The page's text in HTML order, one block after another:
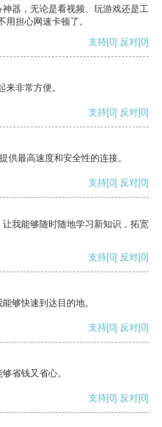
器，无论是看视频、玩游戏还是工
担心网速卡顿了。
支持[0] 反对[0]
非常方便。
支持[0] 反对[0]
供最高速度和安全性的连接。
支持[0] 反对[0]
我能够随时随地学习新知识，拓宽
支持[0] 反对[0]
够快速到达目的地。
支持[0] 反对[0]
省钱又省心。
支持[0] 反对[0]